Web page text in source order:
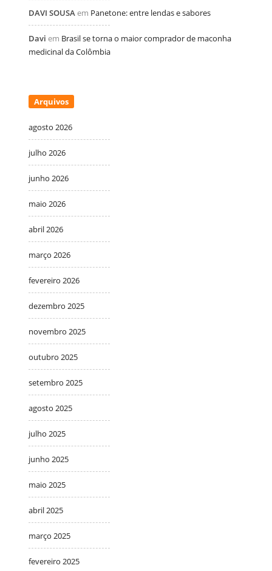
DAVI SOUSAem Panetone: entre lendas e sabores
Davi em Brasil se torna o maior comprador de maconha
medicinal da Colômbia
Arquivos
agosto 2026
julho 2026
junho 2026
maio 2026
abril 2026
março 2026
fevereiro 2026
dezembro 2025
novembro 2025
outubro 2025
setembro 2025
agosto 2025
julho 2025
junho 2025
maio 2025
abril 2025
março 2025
fevereiro 2025